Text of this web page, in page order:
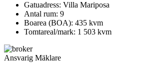
Gatuadress: Villa Mariposa
Antal rum: 9
Boarea (BOA): 435 kvm
Tomtareal/mark: 1 503 kvm
Ansvarig Mäklare